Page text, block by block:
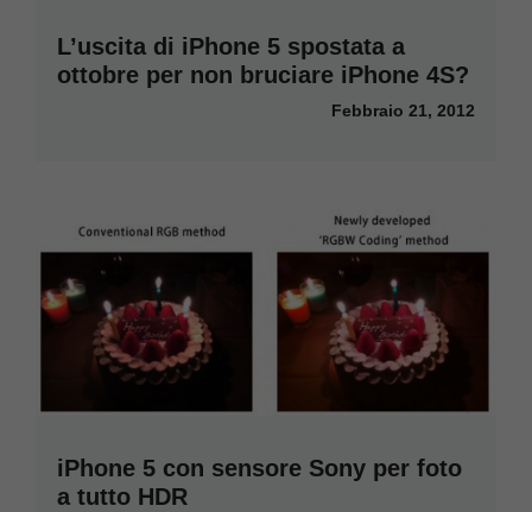
L’uscita di iPhone 5 spostata a
ottobre per non bruciare iPhone 4S?
Febbraio 21, 2012
iPhone 5 con sensore Sony per foto
a tutto HDR